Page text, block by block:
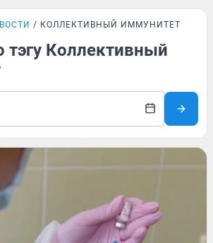
КОЛЛЕКТИВНЫЙ ИММУНИТЕТ
тэгу Коллективный